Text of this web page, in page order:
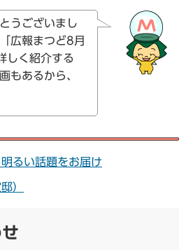
うございまし
広報まつど8月
しく紹介する
もあるから、
明るい話題をお届け
）